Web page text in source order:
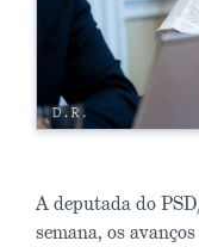
A deputada do
semana, os